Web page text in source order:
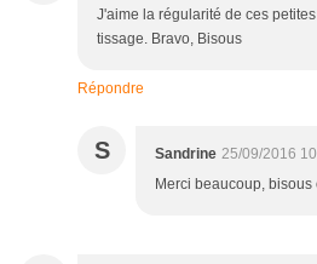
J'aime la régularité de ces
tissage. Bravo, Bisous
Répondre
S Sandrine 25/09/2016
Merci beaucoup,